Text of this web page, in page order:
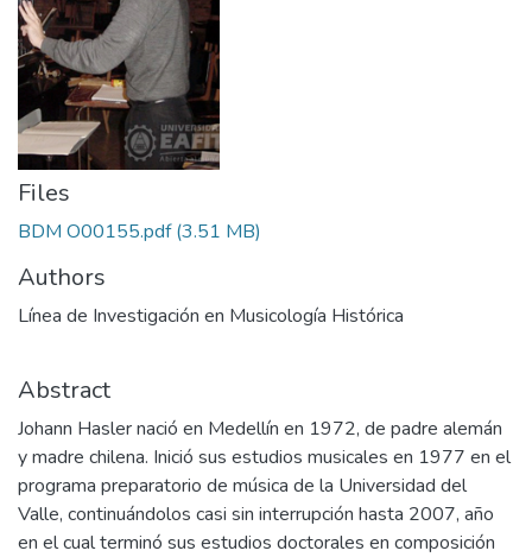
Files
BDM O00155.pdf(3.51 MB)
Authors
Línea de Investigación en Musicología Histórica
Abstract
Johann Hasler nació en Medellín en 1972, de padre alemán
y madre chilena. Inició sus estudios musicales en 1977 en el
programa preparatorio de música de la Universidad del
Valle, continuándolos casi sin interrupción hasta 2007, año
en el cual terminó sus estudios doctorales en composición